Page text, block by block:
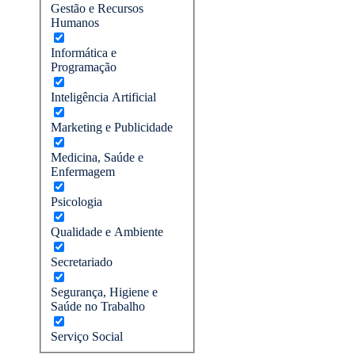
Gestão e Recursos
Humanos
Informática e
Programação
Inteligência Artificial
Marketing e Publicidade
Medicina, Saúde e
Enfermagem
Psicologia
Qualidade e Ambiente
Secretariado
Segurança, Higiene e
Saúde no Trabalho
Serviço Social